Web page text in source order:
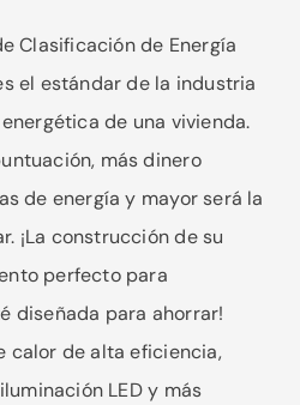
Clasificación de Energía
el estándar de la industria
de una vivienda.
más dinero
de energía y mayor será la
¡La construcción de su
perfecto para
diseñada para ahorrar!
calor de alta eficiencia,
LED y más